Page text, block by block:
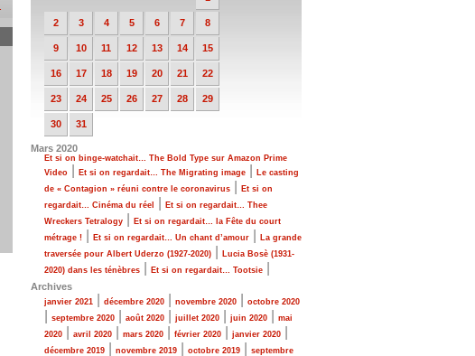
2 3 4 5 6 7 8
9 10 11 12 13 14 15
16 17 18 19 20 21 22
23 24 25 26 27 28 29
30 31
Mars 2020
Et si on binge-watchait… The Bold Type sur Amazon Prime
Video
Et si on regardait… The Migrating image
Le casting
de « Contagion » réuni contre le coronavirus
Et si on
regardait… Cinéma du réel
Et si on regardait… Thee
Wreckers Tetralogy
Et si on regardait… la Fête du court
métrage !
Et si on regardait… Un chant d’amour
La grande
traversée pour Albert Uderzo (1927-2020)
Lucia Bosè (1931-
2020) dans les ténèbres
Et si on regardait… Tootsie
Archives
janvier 2021 décembre 2020 novembre 2020 octobre 2020
septembre 2020 août 2020 juillet 2020 juin 2020
mai
2020
avril 2020 mars 2020 février 2020 janvier 2020
décembre 2019 novembre 2019 octobre 2019
septembre